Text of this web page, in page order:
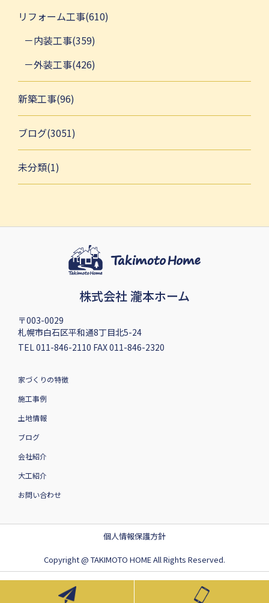
リフォーム工事(610)
内装工事(359)
外装工事(426)
新築工事(96)
ブログ(3051)
未分類(1)
株式会社 瀧本ホーム
〒003-0029
札幌市白石区平和通8丁目北5-24
TEL 011-846-2110 FAX 011-846-2320
家づくりの特徴
施工事例
土地情報
ブログ
会社紹介
大工紹介
お問い合わせ
個人情報保護方針
Copyright @ TAKIMOTO HOME All Rights Reserved.